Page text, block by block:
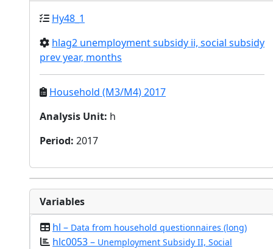
Hy48_1
hlag2 unemployment subsidy ii, social subsidy
prev year, months
Household (M3/M4) 2017
Analysis Unit: h
Period: 2017
Variables
hl – Data from household questionnaires (long)
hlc0053 – Unemployment Subsidy II, Social